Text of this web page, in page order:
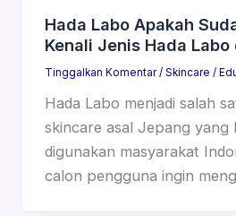
Hada Labo Apakah
Kenali Jenis Hada
Tinggalkan Komentar / Skincare /
Hada Labo menjadi salah
skincare asal Jepang yang
digunakan masyarakat
calon pengguna ingin